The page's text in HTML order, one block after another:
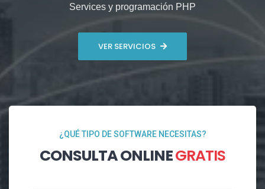
Services y programación PHP
VER SERVICIOS
¿QUÉ TIPO DE SOFTWARE NECESITAS?
CONSULTA ONLINEGRATIS